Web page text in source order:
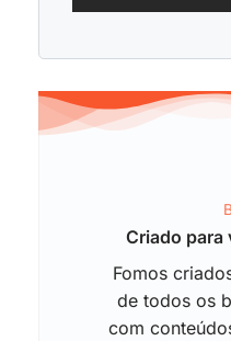
Criado para
Fomos
de todos os
com